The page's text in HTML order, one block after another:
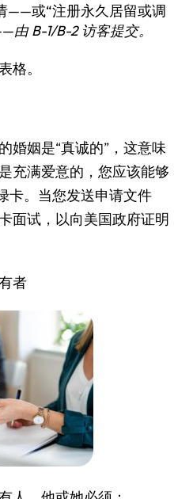
——或“注册永久居留或调
由 B-1/B-2 访客提交。
格。
婚姻是“真诚的”，这意味
充满爱意的，您应该能够
卡。当您发送申请文件
面试，以向美国政府证明
者